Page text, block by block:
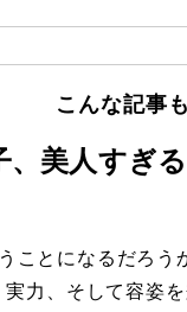
こんな記事
、美人すぎ
ことになるだろう
力、そして容姿を